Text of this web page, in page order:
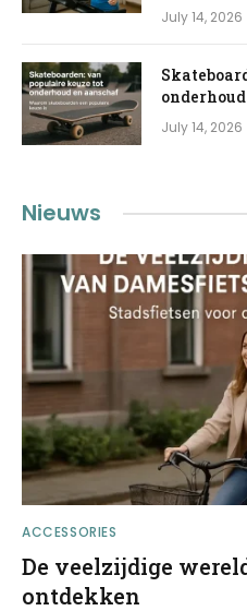
July 14, 2026
July 14, 2026
Nieuws
ACCESSORIES
De veelzijdige
ontdekken